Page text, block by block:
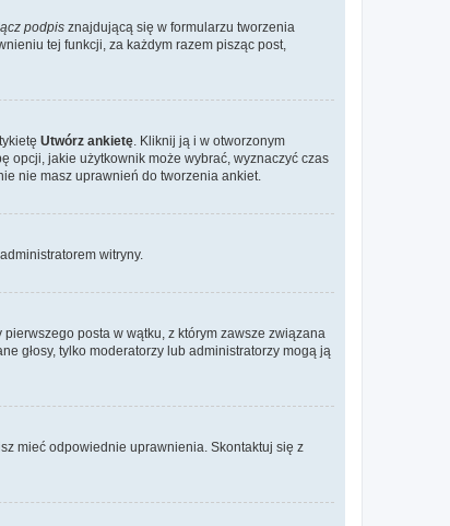
podpis znajdującą się w formularzu tworzenia
tej funkcji, za każdym razem pisząc post,
Utwórz ankietę . Kliknij ją i w otworzonym
opcji, jakie użytkownik może wybrać, wyznaczyć czas
nie masz uprawnień do tworzenia ankiet.
witryny.
posta w wątku, z którym zawsze związana
głosy, tylko moderatorzy lub administratorzy mogą ją
mieć odpowiednie uprawnienia. Skontaktuj się z